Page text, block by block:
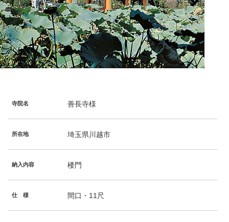
寺院名 善長寺様
所在地 埼玉県川越市
納入内容 楼門
仕 様 間口・11尺